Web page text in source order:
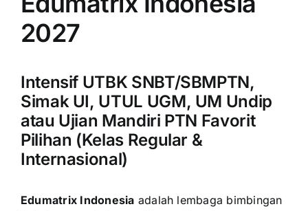
2027
Intensif UTBK SNBT/SBMPTN,
Simak UI, UTUL UGM, UM Undip
atau Ujian Mandiri PTN Favorit
Pilihan (Kelas Regular &
Internasional)
Edumatrix Indonesia adalah lembaga bimbingan